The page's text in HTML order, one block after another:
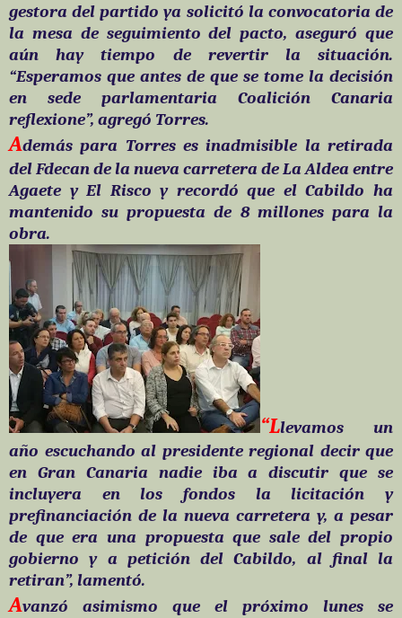
gestora del partido ya solicitó la convocatoria de
la mesa de seguimiento del pacto, aseguró que
aún hay tiempo de revertir la situación.
“Esperamos que antes de que se tome la decisión
en sede parlamentaria Coalición Canaria
reflexione”, agregó Torres.
Además para Torres es inadmisible la retirada
del Fdecan de la nueva carretera de La Aldea entre
Agaete y El Risco y recordó que el Cabildo ha
mantenido su propuesta de 8 millones para la
obra.
“Llevamos un
año escuchando al presidente regional decir que
en Gran Canaria nadie iba a discutir que se
incluyera en los fondos la licitación y
prefinanciación de la nueva carretera y, a pesar
de que era una propuesta que sale del propio
gobierno y a petición del Cabildo, al final la
retiran”, lamentó.
Avanzó asimismo que el próximo lunes se